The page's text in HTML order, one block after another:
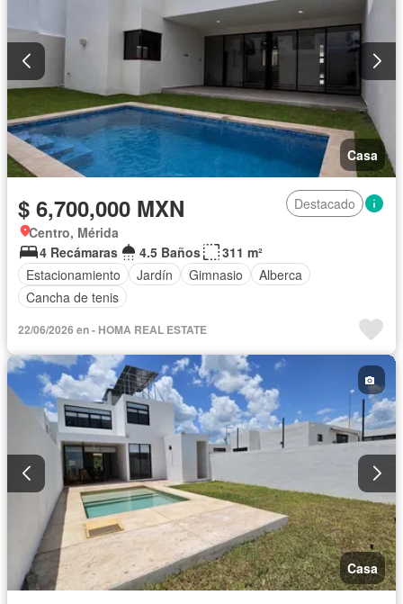
Casa
$ 6,700,000 MXN
Destacado
Centro, Mérida
4 Recámaras
4.5 Baños
311 m²
Estacionamiento
Jardín Gimnasio
Alberca
Cancha de tenis
22/06/2026 en - HOMA REAL ESTATE
Casa